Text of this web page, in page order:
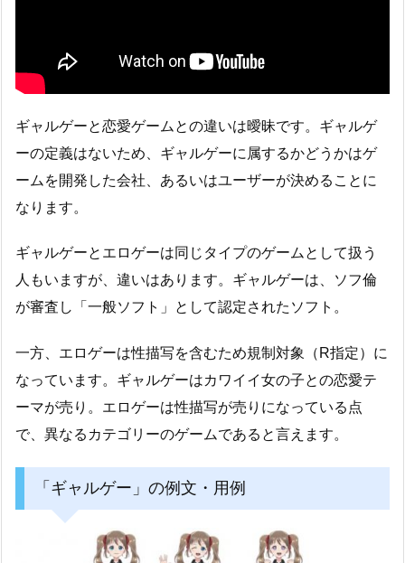
ギャルゲーと恋愛ゲームとの違いは曖昧です。ギャルゲ
ーの定義はないため、ギャルゲーに属するかどうかはゲ
ームを開発した会社、あるいはユーザーが決めることに
なります。
ギャルゲーとエロゲーは同じタイプのゲームとして扱う
人もいますが、違いはあります。ギャルゲーは、ソフ倫
が審査し「一般ソフト」として認定されたソフト。
一方、エロゲーは性描写を含むため規制対象（R指定）に
なっています。ギャルゲーはカワイイ女の子との恋愛テ
ーマが売り。エロゲーは性描写が売りになっている点
で、異なるカテゴリーのゲームであると言えます。
「ギャルゲー」の例文・用例